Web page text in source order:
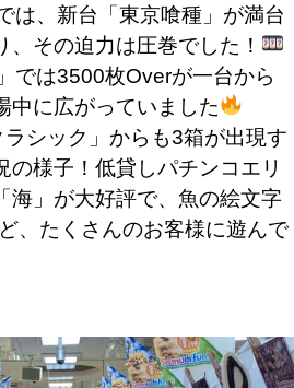
は、新台「東京喰種」が満台
その迫力は圧巻でした！
では3500枚Overが一台から
中に広がっていました
シック」からも3箱が出現す
の様子！低貸しパチンコエリ
海」が大好評で、魚の絵文字
、たくさんのお客様に遊んで